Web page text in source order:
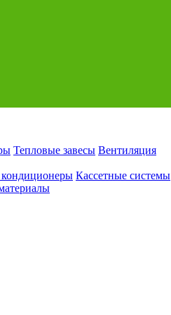
Тепловые завесы Вентиляция
Кассетные системы